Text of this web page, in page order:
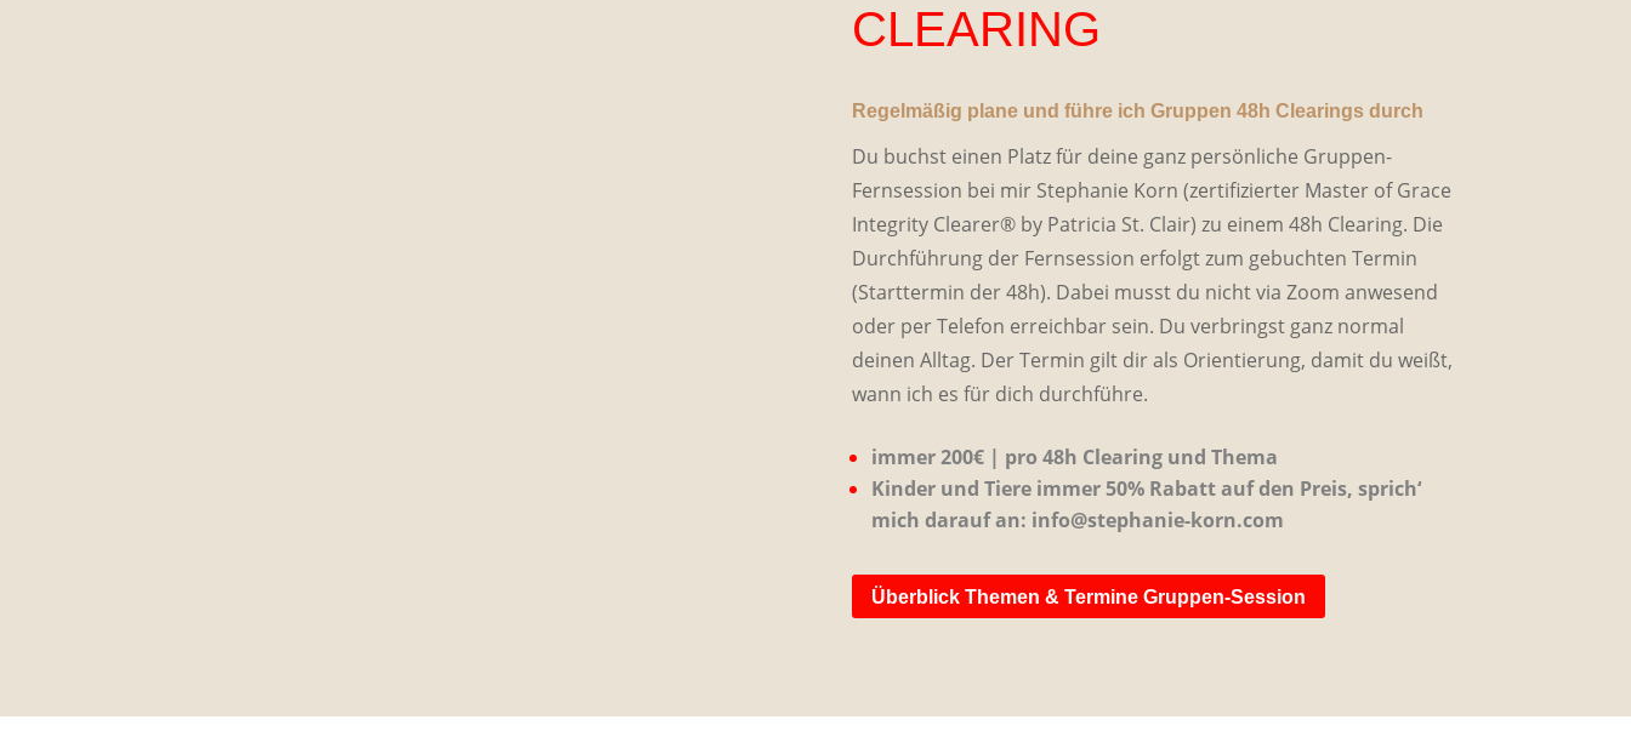
CLEARING
Regelmäßig plane und führe ich Gruppen 48h Clearings durch
Du buchst einen Platz für deine ganz persönliche Gruppen-
Fernsession bei mir Stephanie Korn (zertifizierter Master of Grace
Integrity Clearer® by Patricia St. Clair) zu einem 48h Clearing. Die
Durchführung der Fernsession erfolgt zum gebuchten Termin
(Starttermin der 48h). Dabei musst du nicht via Zoom anwesend
oder per Telefon erreichbar sein. Du verbringst ganz normal
deinen Alltag. Der Termin gilt dir als Orientierung, damit du weißt,
wann ich es für dich durchführe.
immer 200€ | pro 48h Clearing und Thema
Kinder und Tiere immer 50% Rabatt auf den Preis, sprich‘
mich darauf an: info@stephanie-korn.com
Überblick Themen & Termine Gruppen-Session